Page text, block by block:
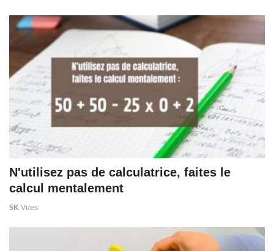
N'utilisez pas de calculatrice, faites le
calcul mentalement
5K Vues